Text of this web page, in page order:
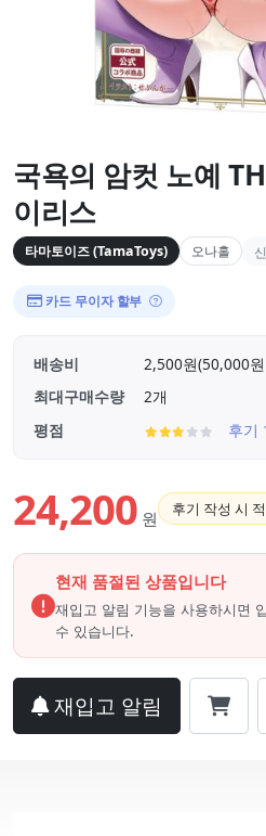
국욕의 암컷 노예
이리스
타마토이즈 (TamaToys) 오나홀
카드 무이자 할부
배송비
2,500원(50,000
최대구매수량
2개
평점
후기
24,200 원 후기 작성 시
현재 품절된 상품입니다
재입고 알림 기능을 사용하시면
수 있습니다.
재입고 알림